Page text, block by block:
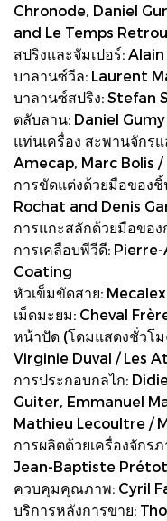
Chronode, Daniel
and Le Temps
สปริงและจัมเปอร์:
บาลานซ์วีล: Laurent
บาลานซ์สปริง: Stefan
ตลับลาน: Daniel
แท่นเครื่อง สะพานจักร
Amecap, Marc Bolis /
การขัดแต่งด้วยมือของ
Rochat and Denis
การแกะสลักด้วยมือขอ
การเคลือบพีวีดี:
Coating
หัวเข็มขัดสาย: Mecalex
เม็ดมะยม: Cheval
หน้าปัด (โดมแสดงชั่วโ
Virginie Duval / Les
การประกอบกลไก:
Guiter, Emmanuel
Mathieu Lecoultre /
การผลิตด้วยเครื่องจักร
Jean-Baptiste Prétot
ควบคุมคุณภาพ: Cyril
บริการหลังการขาย: